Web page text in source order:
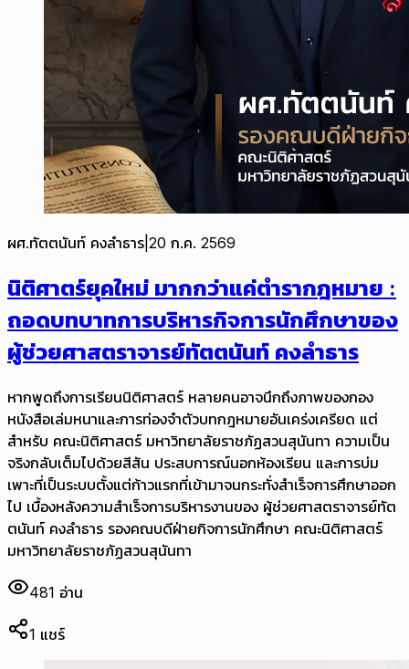
ผศ.ทัตตนันท์ คงลำธาร 20 ก.ค. 2569
นิติศาตร์ยุคใหม่ มากกว่าแค่ตำรากฎหมาย :
ถอดบทบาทการบริหารกิจการนักศึกษาของ
ผู้ช่วยศาสตราจารย์ทัตตนันท์ คงลำธาร
หากพูดถึงการเรียนนิติศาสตร์ หลายคนอาจนึกถึงภาพของกอง
หนังสือเล่มหนาและการท่องจำตัวบทกฎหมายอันเคร่งเครียด แต่
สำหรับ คณะนิติศาสตร์ มหาวิทยาลัยราชภัฏสวนสุนันทา ความเป็น
จริงกลับเต็มไปด้วยสีสัน ประสบการณ์นอกห้องเรียน และการบ่ม
เพาะที่เป็นระบบตั้งแต่ก้าวแรกที่เข้ามาจนกระทั่งสำเร็จการศึกษาออก
ไป เบื้องหลังความสำเร็จการบริหารงานของ ผู้ช่วยศาสตราจารย์ทัต
ตนันท์ คงลำธาร รองคณบดีฝ่ายกิจการนักศึกษา คณะนิติศาสตร์
มหาวิทยาลัยราชภัฏสวนสุนันทา
481 อ่าน
1 แชร์